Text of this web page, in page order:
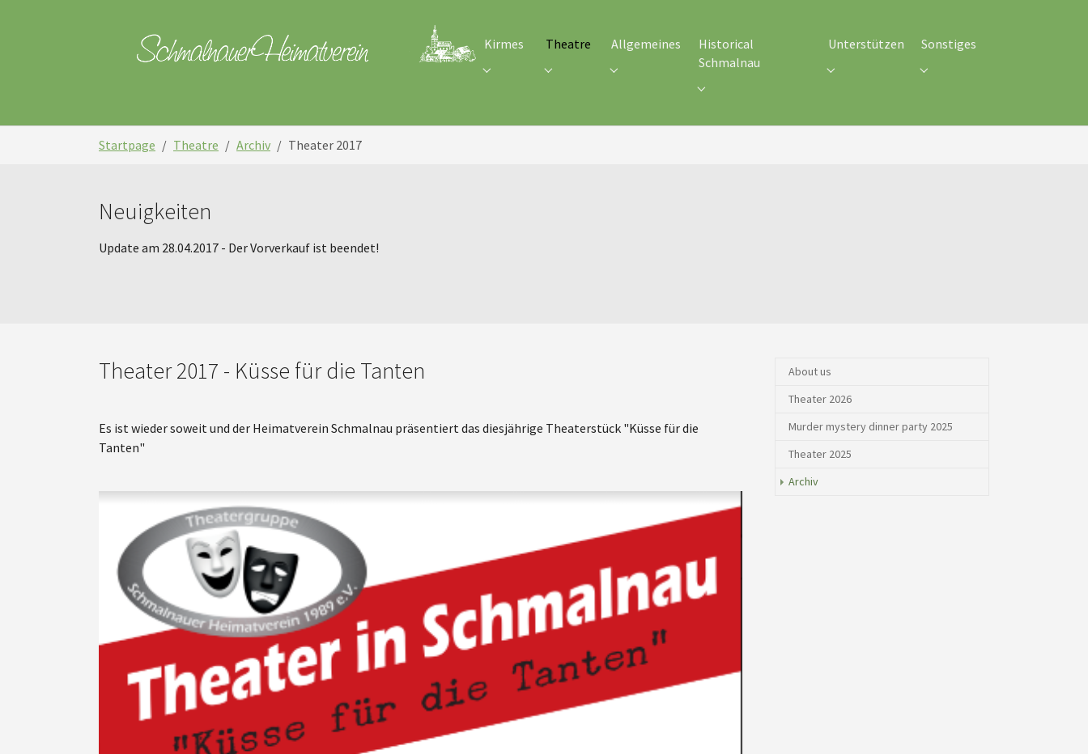
Kirmes
Submenu for "Kirmes"
Theatre
Submenu for "Theatre"
Allgemeines
Submenu for "Allgemeines"
Historical
Schmalnau
Submenu for "Historical Schmalnau"
Unterstützen
Submenu for "Unterstützen"
Sonstiges
Submenu for "Sonstiges"
Startpage Theatre Archiv Theater 2017
Neuigkeiten
Update am 28.04.2017 - Der Vorverkauf ist beendet!
Theater 2017 - Küsse für die Tanten
Es ist wieder soweit und der Heimatverein Schmalnau präsentiert das diesjährige Theaterstück "Küsse für die
Tanten"
About us
Theater 2026
Murder mystery dinner party 2025
Theater 2025
Archiv